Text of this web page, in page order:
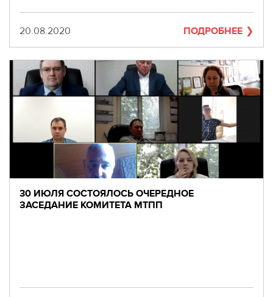
17:00
Дата
20.08.2020 ПОДРОБНЕЕ
30 ИЮЛЯ СОСТОЯЛОСЬ ОЧЕРЕДНОЕ
ЗАСЕДАНИЕ КОМИТЕТА МТПП